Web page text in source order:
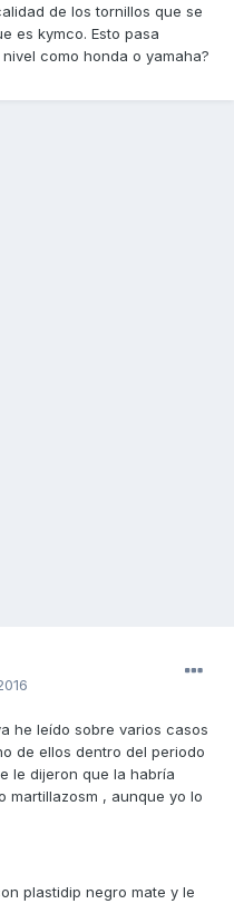
de los tornillos que se
es kymco. Esto pasa
como honda o yamaha?
he leído sobre varios casos
de ellos dentro del periodo
le dijeron que la habría
martillazosm , aunque yo lo
plastidip negro mate y le